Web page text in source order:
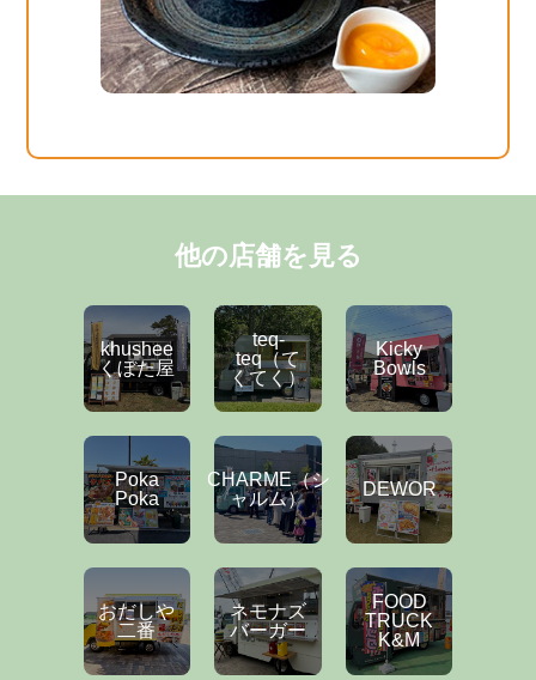
他の店舗を見る
khushee
くぼた屋
teq-
teq（て
くてく）
Kicky
Bowls
Poka
Poka
CHARME（シ
ャルム）
DEWOR
おだしや
二番
ネモナズ
バーガー
FOOD
TRUCK
K&M